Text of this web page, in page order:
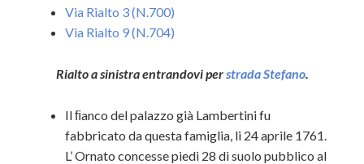
Via Rialto 3 (N.700)
Via Rialto 9 (N.704)
Rialto a sinistra entrandovi perstrada Stefano.
Il ﬁanco del palazzo già Lambertini fu
fabbricato da questa famiglia, li 24 aprile 1761.
L’ Ornato concesse piedi 28 di suolo pubblico al